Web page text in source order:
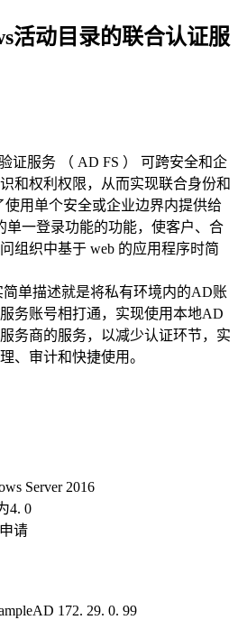
活动目录的联合认证服
证服务 （ AD FS ） 可跨安全和企
和权利权限，从而实现联合身份和
用单个安全或企业边界内提供给
单一登录功能的功能，使客户、合
组织中基于 web 的应用程序时简
简单描述就是将私有环境内的AD账
务账号相打通，实现使用本地AD
务商的服务，以减少认证环节，实
、审计和快捷使用。
Server 2016
4. 0
请
172. 29. 0. 99